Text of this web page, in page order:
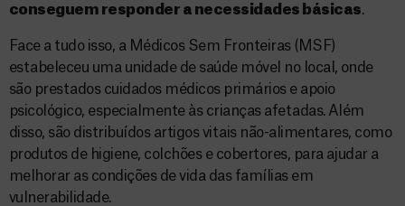
conseguem responder a necessidades básicas.
Face a tudo isso, a Médicos Sem Fronteiras (MSF)
estabeleceu uma unidade de saúde móvel no local, onde
são prestados cuidados médicos primários e apoio
psicológico, especialmente às crianças afetadas. Além
disso, são distribuídos artigos vitais não-alimentares, como
produtos de higiene, colchões e cobertores, para ajudar a
melhorar as condições de vida das famílias em
vulnerabilidade.